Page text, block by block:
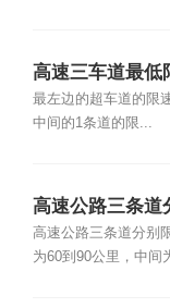
高速三车道最低
最左边的超车道的限
中间的1条道的限...
高速公路三条道
高速公路三条道分别
为60到90公里，中间